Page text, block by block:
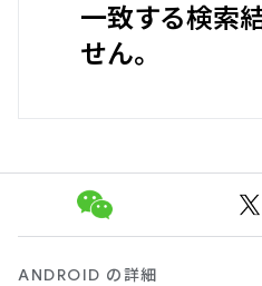
一致する検索
せん。
ANDROID の詳細